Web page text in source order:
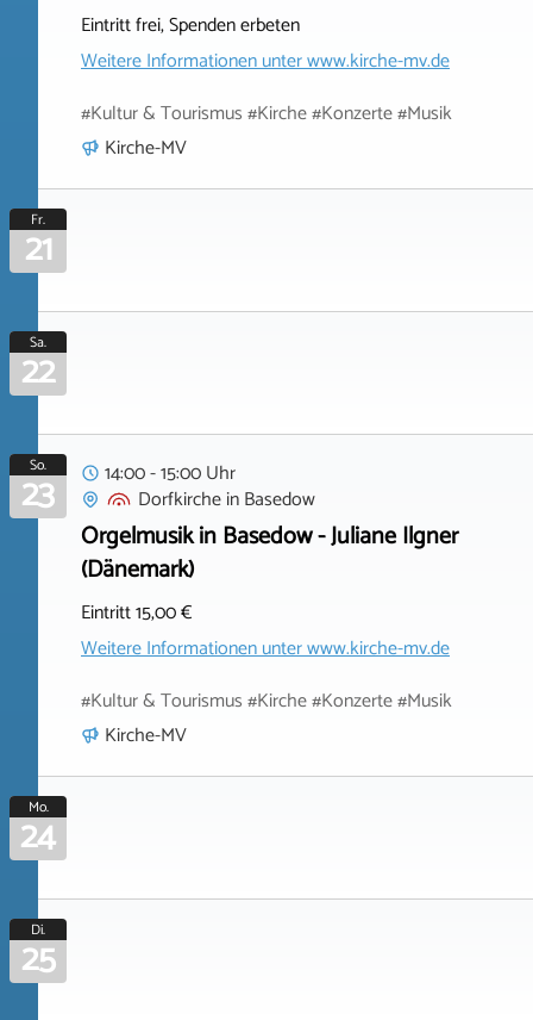
Eintritt frei, Spenden erbeten
Weitere Informationen unterwww.kirche-mv.de
#Kultur & Tourismus #Kirche #Konzerte #Musik
Kirche-MV
Fr.
21
Sa.
22
So.
23
14:00 - 15:00 Uhr
DorfkircheinBasedow
Orgelmusik in Basedow - Juliane Ilgner
(Dänemark)
Eintritt 15,00 €
Weitere Informationen unterwww.kirche-mv.de
#Kultur & Tourismus #Kirche #Konzerte #Musik
Kirche-MV
Mo.
24
Di.
25